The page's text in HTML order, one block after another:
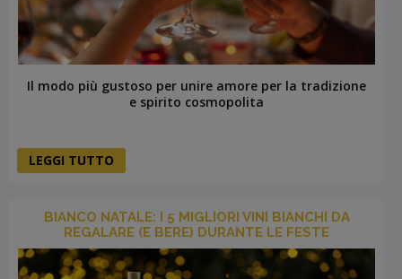
Il modo più gustoso per unire amore per la tradizione
e spirito cosmopolita
LEGGI TUTTO
BIANCO NATALE: I 5 MIGLIORI VINI BIANCHI DA
REGALARE (E BERE) DURANTE LE FESTE